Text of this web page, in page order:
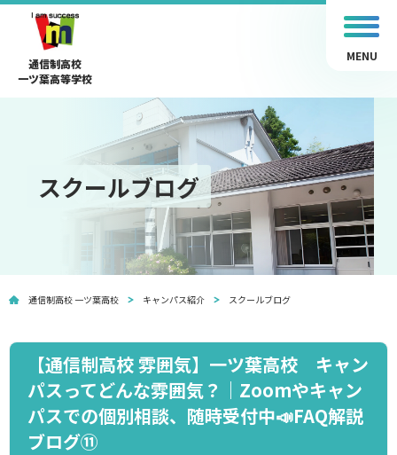
通信制高校
一ツ葉高等学校
MENU
スクールブログ
通信制高校 一ツ葉高校 キャンパス紹介 スクールブログ
【通信制高校 雰囲気】一ツ葉高校 キャン
パスってどんな雰囲気？｜Zoomやキャン
パスでの個別相談、随時受付中📣FAQ解説
ブログ⑪